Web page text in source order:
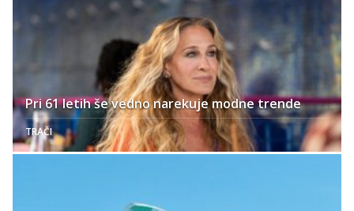
Pri 61 letih še vedno narekuje modne trende
TRAČI